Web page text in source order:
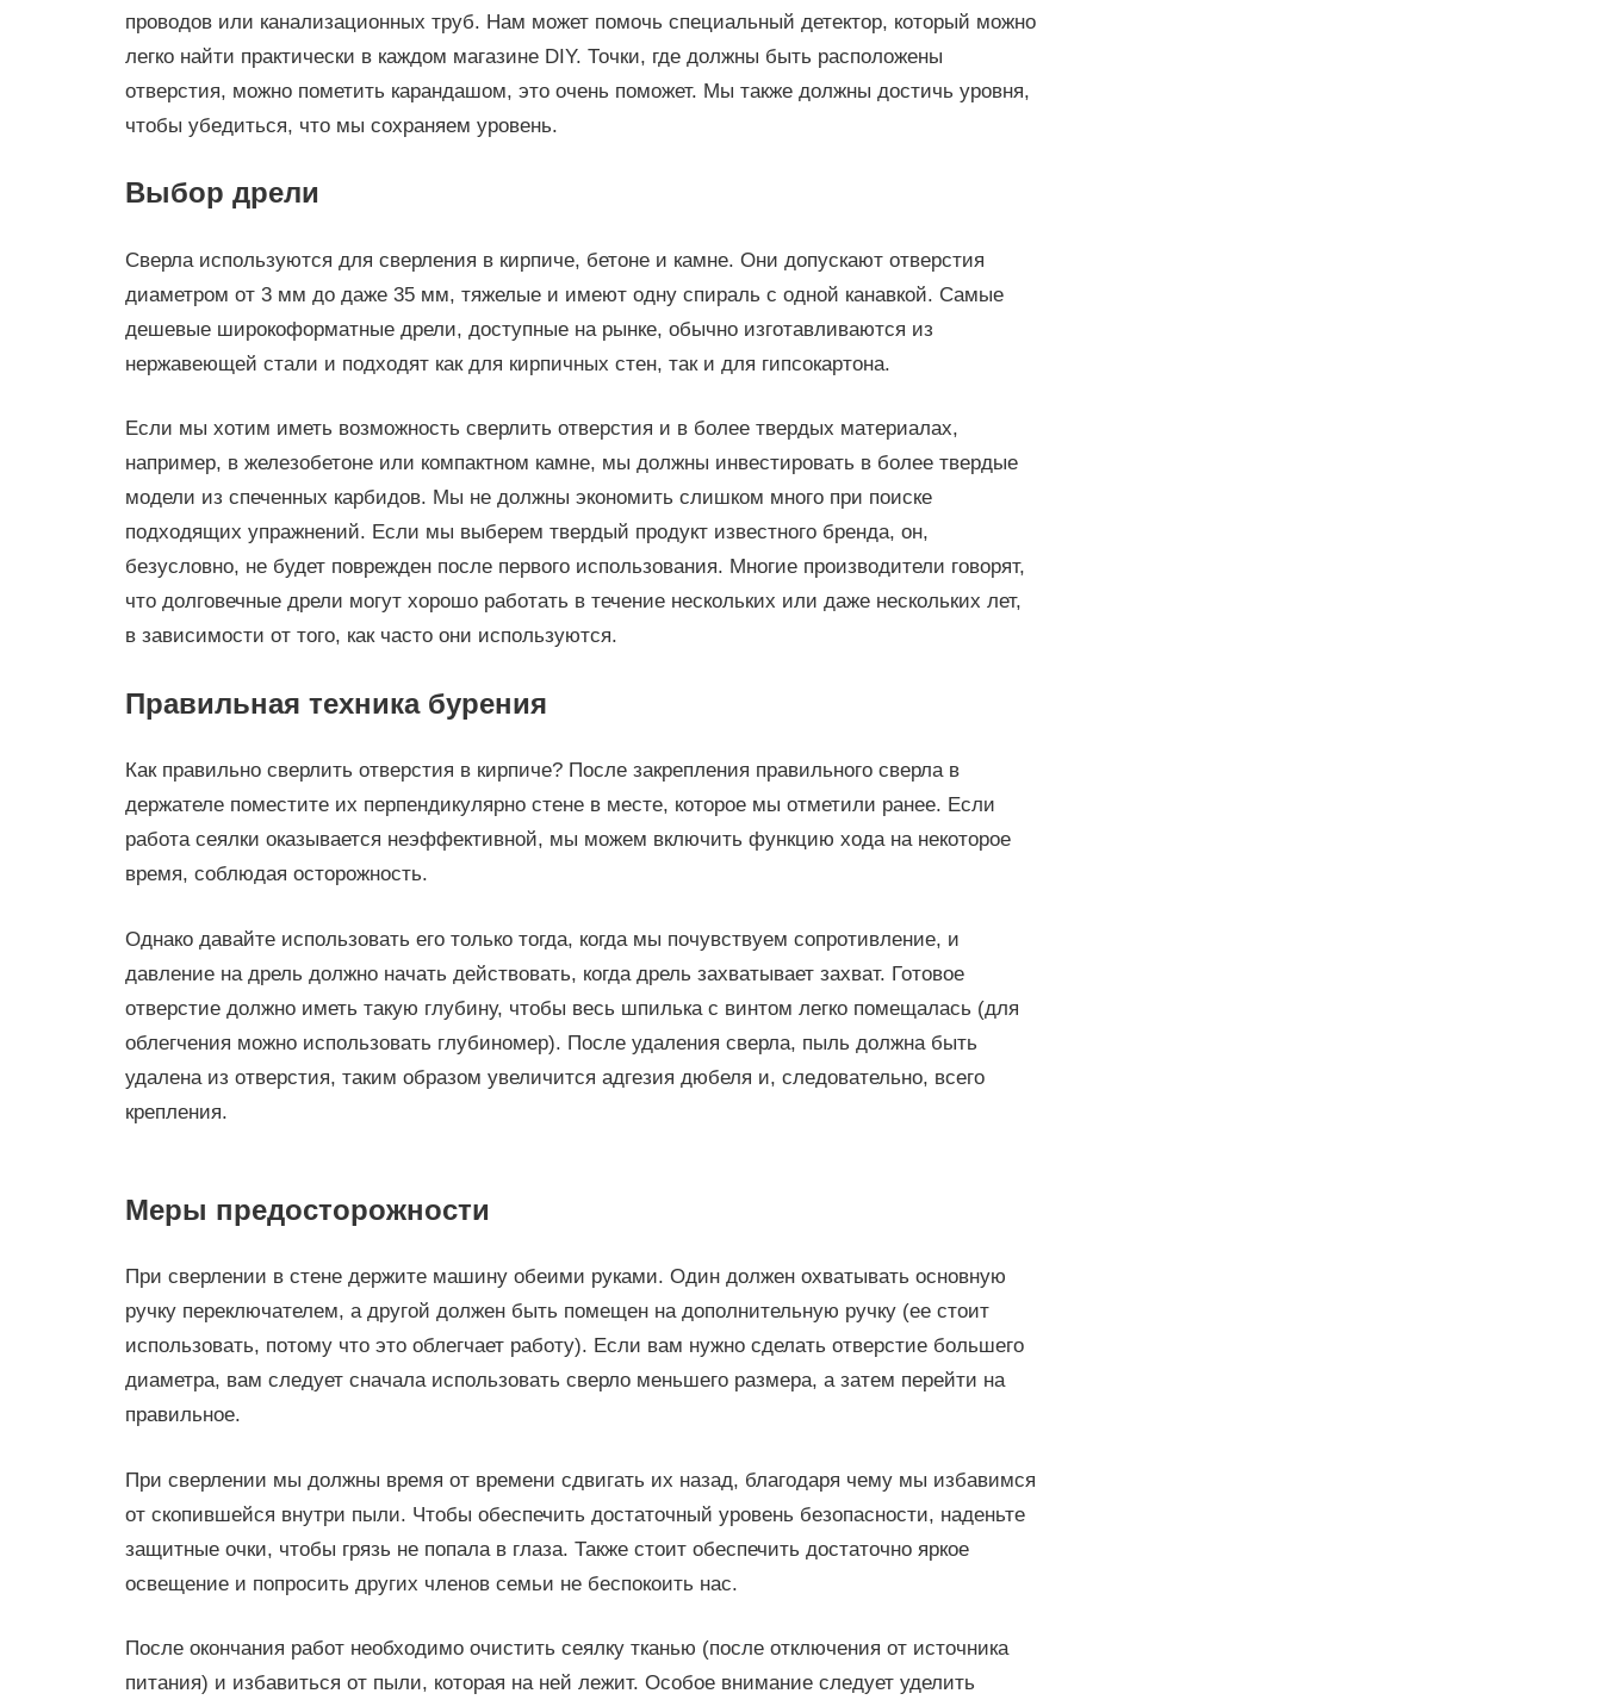
проводов или канализационных труб. Нам может помочь специальный детектор, который можно
легко найти практически в каждом магазине DIY. Точки, где должны быть расположены
отверстия, можно пометить карандашом, это очень поможет. Мы также должны достичь уровня,
чтобы убедиться, что мы сохраняем уровень.
Выбор дрели
Сверла используются для сверления в кирпиче, бетоне и камне. Они допускают отверстия
диаметром от 3 мм до даже 35 мм, тяжелые и имеют одну спираль с одной канавкой. Самые
дешевые широкоформатные дрели, доступные на рынке, обычно изготавливаются из
нержавеющей стали и подходят как для кирпичных стен, так и для гипсокартона.
Если мы хотим иметь возможность сверлить отверстия и в более твердых материалах,
например, в железобетоне или компактном камне, мы должны инвестировать в более твердые
модели из спеченных карбидов. Мы не должны экономить слишком много при поиске
подходящих упражнений. Если мы выберем твердый продукт известного бренда, он,
безусловно, не будет поврежден после первого использования. Многие производители говорят,
что долговечные дрели могут хорошо работать в течение нескольких или даже нескольких лет,
в зависимости от того, как часто они используются.
Правильная техника бурения
Как правильно сверлить отверстия в кирпиче? После закрепления правильного сверла в
держателе поместите их перпендикулярно стене в месте, которое мы отметили ранее. Если
работа сеялки оказывается неэффективной, мы можем включить функцию хода на некоторое
время, соблюдая осторожность.
Однако давайте использовать его только тогда, когда мы почувствуем сопротивление, и
давление на дрель должно начать действовать, когда дрель захватывает захват. Готовое
отверстие должно иметь такую ​​глубину, чтобы весь шпилька с винтом легко помещалась (для
облегчения можно использовать глубиномер). После удаления сверла, пыль должна быть
удалена из отверстия, таким образом увеличится адгезия дюбеля и, следовательно, всего
крепления.
Меры предосторожности
При сверлении в стене держите машину обеими руками. Один должен охватывать основную
ручку переключателем, а другой должен быть помещен на дополнительную ручку (ее стоит
использовать, потому что это облегчает работу). Если вам нужно сделать отверстие большего
диаметра, вам следует сначала использовать сверло меньшего размера, а затем перейти на
правильное.
При сверлении мы должны время от времени сдвигать их назад, благодаря чему мы избавимся
от скопившейся внутри пыли. Чтобы обеспечить достаточный уровень безопасности, наденьте
защитные очки, чтобы грязь не попала в глаза. Также стоит обеспечить достаточно яркое
освещение и попросить других членов семьи не беспокоить нас.
После окончания работ необходимо очистить сеялку тканью (после отключения от источника
питания) и избавиться от пыли, которая на ней лежит. Особое внимание следует уделить